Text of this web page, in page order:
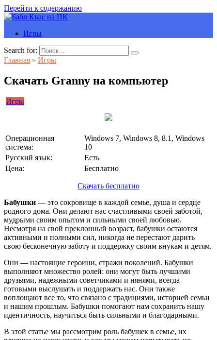
Перейти к содержанию
Игры
Search for:
Главная » Игры
Скачать Granny на компьютер
Игры
Операционная
система:
Windows 7, Windows 8, 8.1, Windows
10
Русский язык:
Есть
Цена:
Бесплатно
Скачать бесплатно
Бабушки — это сокровище в каждой семье, душа и сердце
родного дома. Они делают нас счастливыми своей заботой,
мудрыми своим опытом и сильными своей любовью.
Несмотря на свой преклонный возраст, бабушки остаются
активными и полными сил, никогда не перестают дарить
свою бесконечную заботу и поддержку своим внукам и детям.
Они — настоящие героини, стражи поколений. Бабушки
выполняют множество ролей: они могут быть лучшими
друзьями, надежными советчиками и нянями, всегда
готовыми выслушать и поддержать нас. Они также
воплощают все то, что связано с традициями, историей семьи
и нашим прошлым. Бабушки помогают нам сохранить нашу
идентичность, научиться быть сильными и благодарными.
В этой статье мы рассмотрим роль бабушек в семье, их